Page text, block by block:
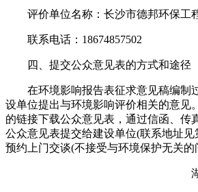
评价单位名称：长沙市德邦环保工
联系电话：18674857502
四、提交公众意见表的方式和途径
在环境影响报告表征求意见稿编制
设单位提出与环境影响评价相关的意见
的链接下载公众意见表，通过信函、传
公众意见表提交给建设单位(联系地址
预约上门交谈(不接受与环境保护无关的